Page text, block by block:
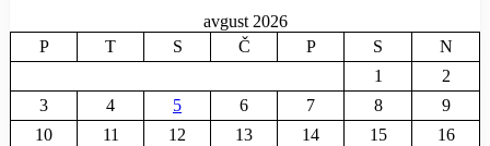
avgust 2026
P
T S Č P S
N
1
2
3
4 5 6 7 8
9
10
11 12 13 14 15
16